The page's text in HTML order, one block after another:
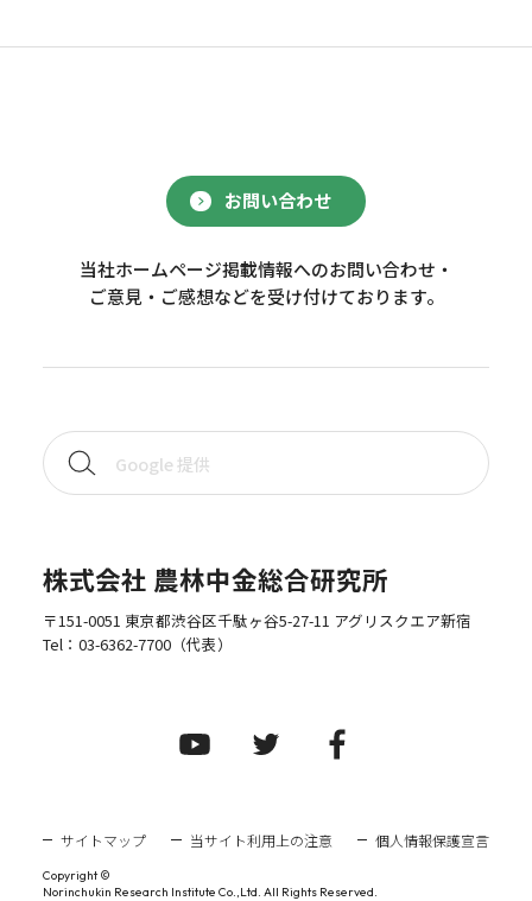
お問い合わせ
当社ホームページ掲載情報へのお問い合わせ・
ご意見・ご感想などを受け付けております。
株式会社 農林中金総合研究所
〒151-0051 東京都渋谷区千駄ヶ谷5-27-11 アグリスクエア新宿
Tel： 03-6362-7700（代表）
サイトマップ 当サイト利用上の注意 個人情報保護宣言
Copyright ©
Norinchukin Research Institute Co.,Ltd. All Rights Reserved.